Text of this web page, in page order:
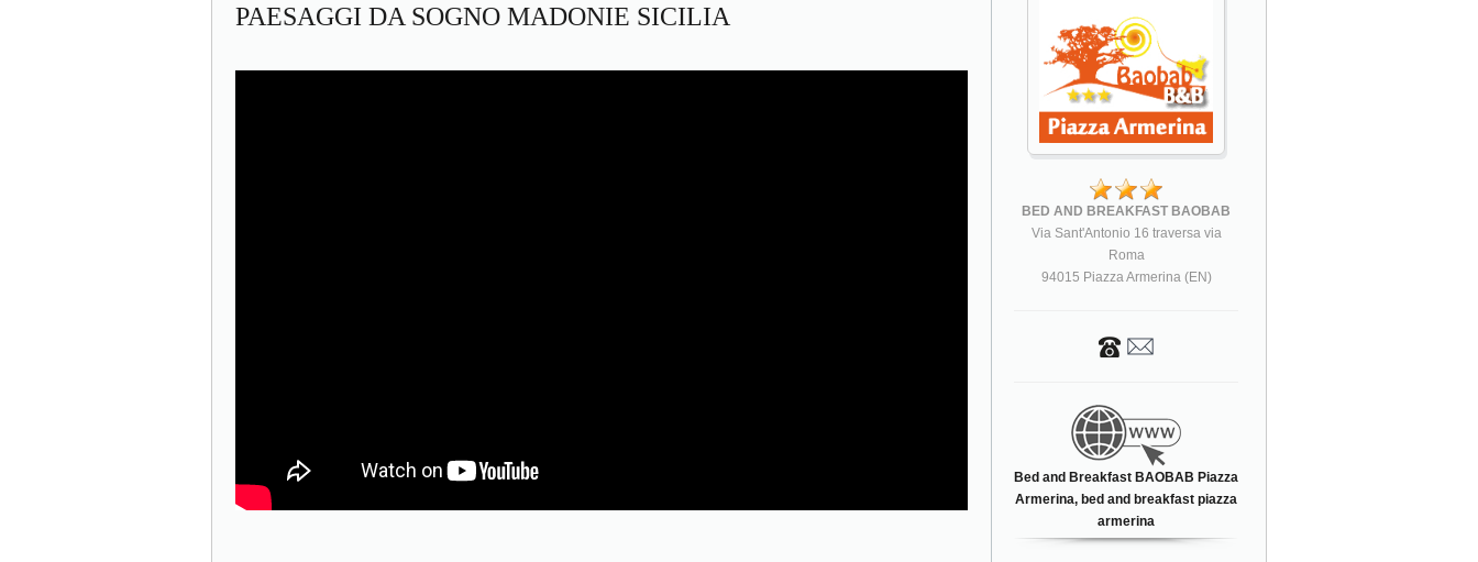
PAESAGGI DA SOGNO MADONIE SICILIA
BED AND BREAKFAST BAOBAB
Via Sant'Antonio 16 traversa via
Roma
94015 Piazza Armerina (EN)
Bed and Breakfast BAOBAB Piazza
Armerina, bed and breakfast piazza
armerina